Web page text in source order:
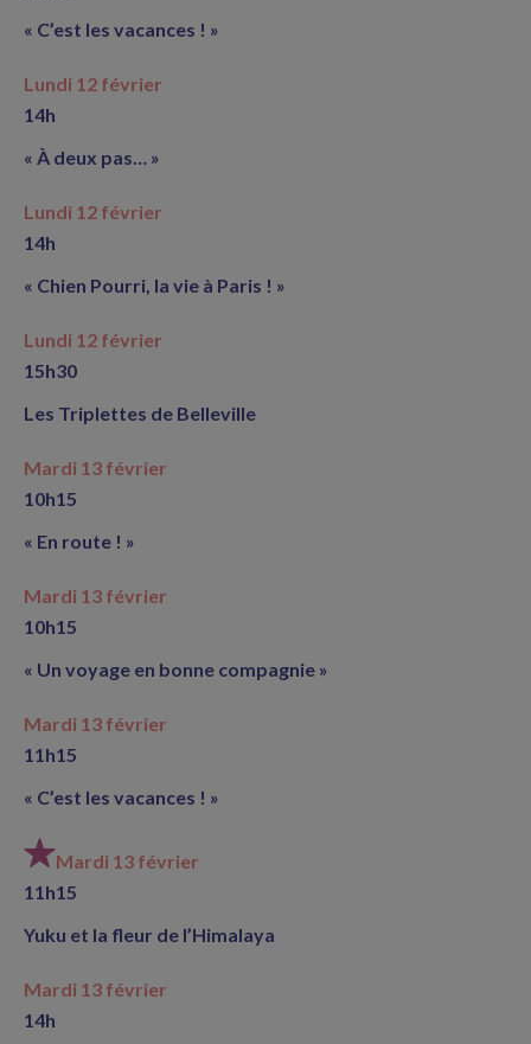
« C’est les vacances ! »
Lundi 12 février
14h
« À deux pas… »
Lundi 12 février
14h
« Chien Pourri, la vie à Paris ! »
Lundi 12 février
15h30
Les Triplettes de Belleville
Mardi 13 février
10h15
« En route ! »
Mardi 13 février
10h15
« Un voyage en bonne compagnie »
Mardi 13 février
11h15
« C’est les vacances ! »
Mardi 13 février
11h15
Yuku et la fleur de l’Himalaya
Mardi 13 février
14h